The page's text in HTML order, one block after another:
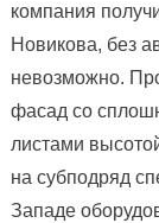
компания
Новикова, без
невозможно.
фасад со
листами
на субподряд
Западе